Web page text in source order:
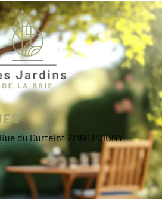
du Durteint 77160 POIGNY